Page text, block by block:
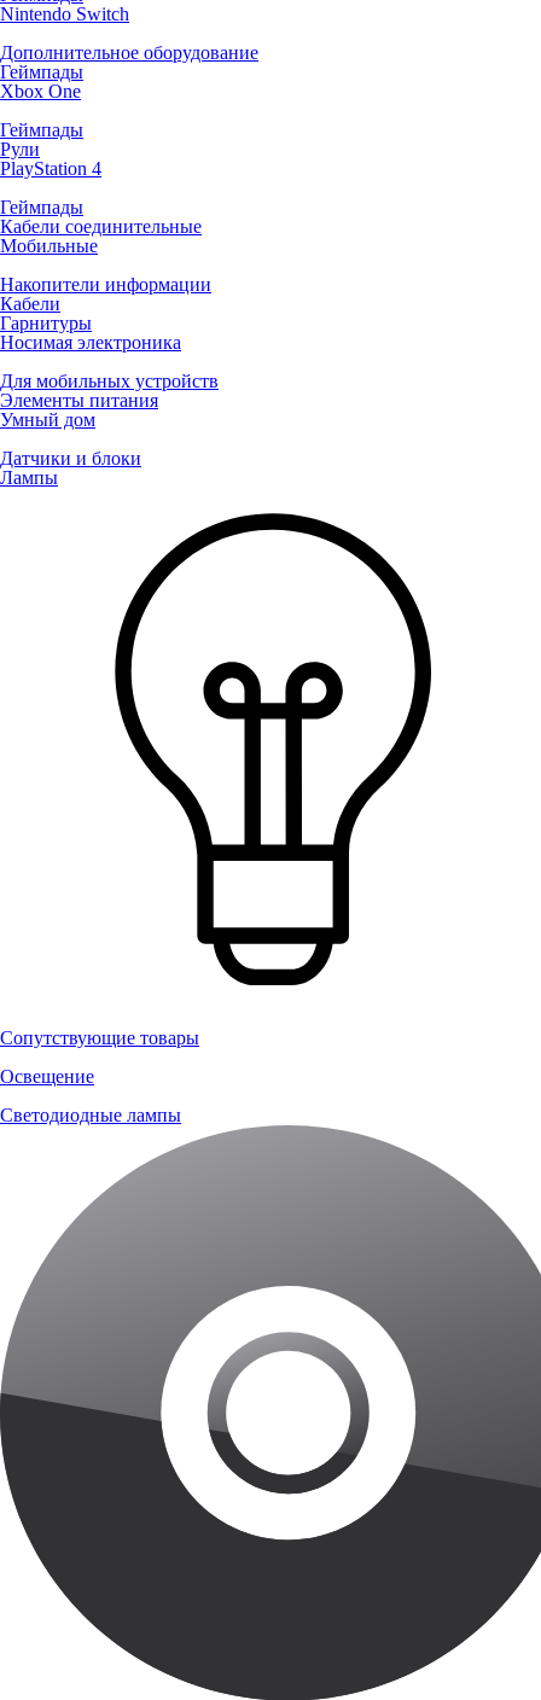
Nintendo Switch
Дополнительное оборудование
Геймпады
Xbox One
Геймпады
Рули
PlayStation 4
Геймпады
Кабели соединительные
Мобильные
Накопители информации
Кабели
Гарнитуры
Носимая электроника
Для мобильных устройств
Элементы питания
Умный дом
Датчики и блоки
Лампы
Сопутствующие товары
Освещение
Светодиодные лампы